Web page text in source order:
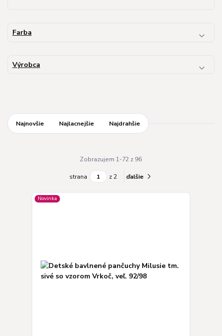
Farba
Výrobca
Najnovšie Najlacnejšie Najdrahšie
Zobrazujem 1-72 z 96
strana z 2 ďalšie
Novinka